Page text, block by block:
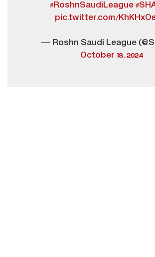
#RoshnSaudiLeague
pic.twitter.com/
— Roshn Saudi League
October 18, 2024